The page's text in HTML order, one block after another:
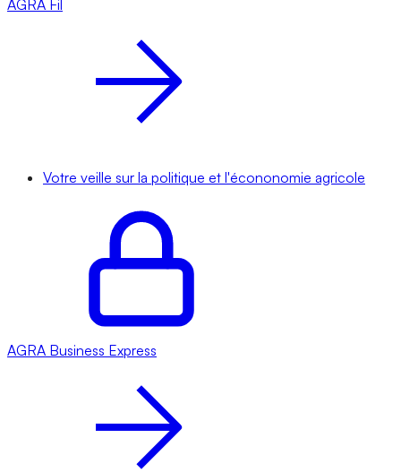
AGRA Fil
Votre veille sur la politique et l'écononomie agricole
AGRA Business Express